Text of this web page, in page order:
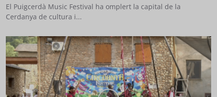
El Puigcerdà Music Festival ha omplert la capital de la
Cerdanya de cultura i...